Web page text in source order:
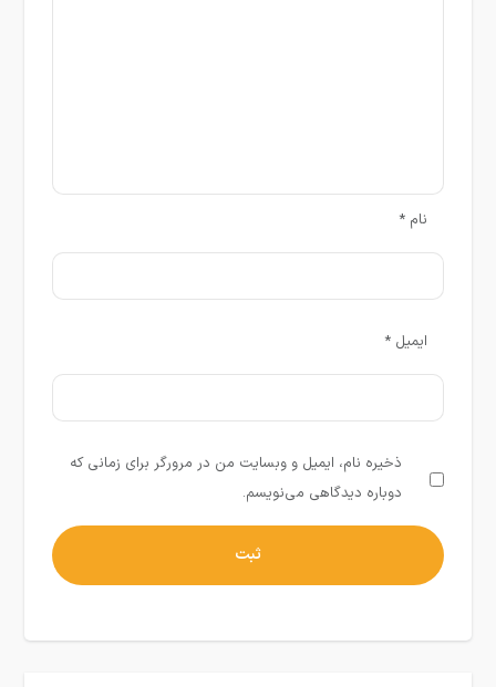
نام*
ایمیل*
ذخیره نام، ایمیل و وبسایت من در مرورگر برای زمانی که
دوباره دیدگاهی می‌نویسم.